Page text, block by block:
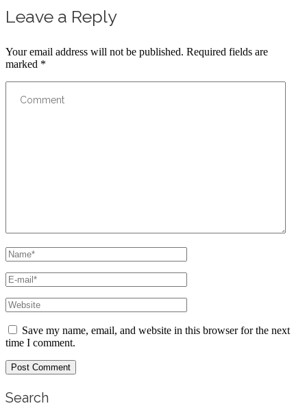
Leave a Reply
Your email address will not be published. Required fields are
marked *
Save my name, email, and website in this browser for the next
time I comment.
Search